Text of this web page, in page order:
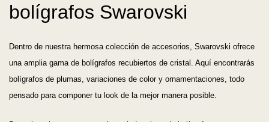
bolígrafos Swarovski
Dentro de nuestra hermosa colección de accesorios, Swarovski ofrece
una amplia gama de bolígrafos recubiertos de cristal. Aquí encontrarás
bolígrafos de plumas, variaciones de color y ornamentaciones, todo
pensado para componer tu look de la mejor manera posible.